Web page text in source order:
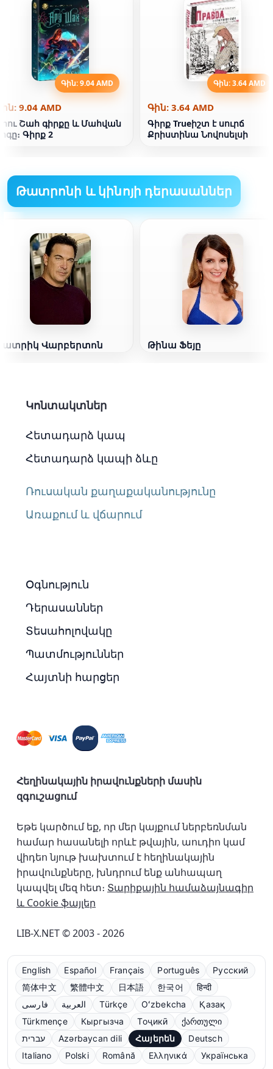
Գին: 9.04 AMD
9.04 AMD
Շահ գիրքը և Մահվան
Գիրք 2
Գին: 3.64 AMD
Գին: 3.64 AMD
Գիրք Trueիշտ է սուրճ
Քրիստինա Նովոսելսի
Թատրոնի և կինոյի դերասաններ
Վարբերտոն Թինա Ֆեյը
Կոնտակտներ
Հետադարձ կապ
Հետադարձ կապի ձևը
Ռուսական քաղաքականությունը
Առաքում և վճարում
Օգնություն
Դերասաններ
Տեսահոլովակը
Պատմություններ
Հայտնի հարցեր
Հեղինակային իրավունքների մասին
զգուշացում
Եթե կարծում եք, որ մեր կայքում ներբեռնման
համար հասանելի որևէ թվային, աուդիո կամ
վիդեո նյութ խախտում է հեղինակային
իրավունքները, խնդրում ենք անհապաղ
կապվել մեզ հետ։ Տարիքային համաձայնագիր
և Cookie ֆայլեր
LIB-X.NET © 2003 - 2026
English Español Français Português
Русский
简体中文
繁體中文 日本語 한국어
हिन्दी
فارسی
العربية Türkçe Oʻzbekcha
Қазақ
Türkmençe
Кыргызча Тоҷикӣ
ქართული
עברית
Azərbaycan dili Հայերեն
Deutsch
Italiano
Polski Română Ελληνικά Українська